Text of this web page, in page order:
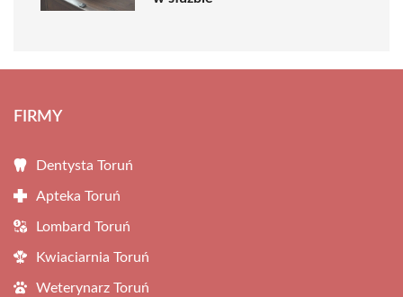
FIRMY
Dentysta Toruń
Apteka Toruń
Lombard Toruń
Kwiaciarnia Toruń
Weterynarz Toruń